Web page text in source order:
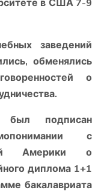
заведений
обменялись
о
был подписан
с
Америки о
диплома 1+1
бакалавриата